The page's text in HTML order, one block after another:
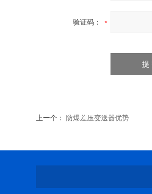
验证码：
上一个： 防爆差压变送器优势